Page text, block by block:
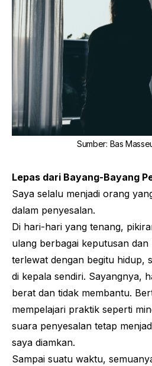
Sumber: Bas
Lepas dari Bayang-Bayang
Saya selalu menjadi orang
dalam penyesalan.
Di hari-hari yang tenang,
ulang berbagai keputusan
terlewat dengan begitu hidup,
di kepala sendiri. Sayangnya,
berat dan tidak membantu.
mempelajari praktik seperti
suara penyesalan tetap
saya diamkan.
Sampai suatu waktu,